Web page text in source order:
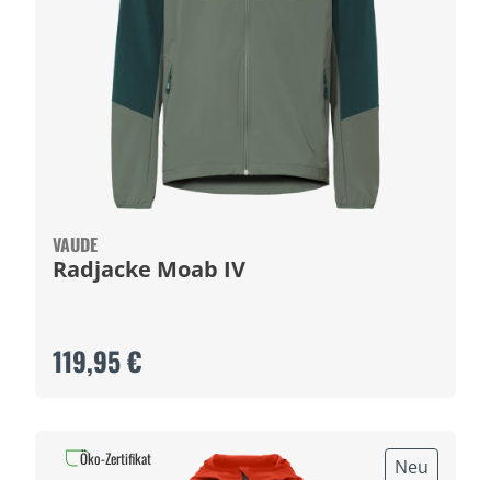
VAUDE
Radjacke Moab IV
119,95 €
Neu
Öko-Zertifikat